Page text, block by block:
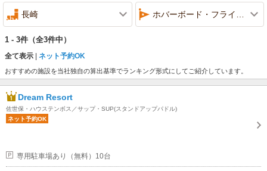
長崎 ホバーボード・フライボード
1 - 3件 （全3件中）
全て表示 ネット予約OK
おすすめの施設を当社独自の算出基準でランキング形式にしてご紹介しています。
Dream Resort
佐世保・ハウステンボス／サップ・SUP(スタンドアップパドル)
ネット予約OK
専用駐車場あり（無料）10台